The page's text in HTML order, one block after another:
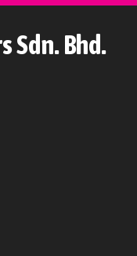
Sdn. Bhd.